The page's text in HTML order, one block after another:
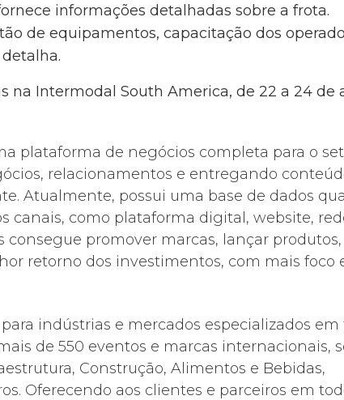
informações detalhadas sobre a frota.
de equipamentos, capacitação dos
na Intermodal South America, de 22 a 24 de
plataforma de negócios completa para o
relacionamentos e entregando
Atualmente, possui uma base de dados
canais, como plataforma digital, website,
promover marcas, lançar
retorno dos investimentos, com mais foco
indústrias e mercados especializados em
de 550 eventos e marcas internacionais,
Construção, Alimentos e Bebidas,
Oferecendo aos clientes e parceiros em